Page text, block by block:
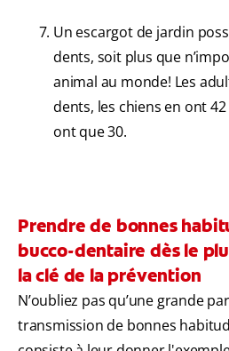
Un escargot de jardin
dents, soit plus que
animal au monde! Les
dents, les chiens en ont 42
ont que 30.
Prendre de bonnes
bucco-dentaire dès le
la clé de la prévention
N’oubliez pas qu’une grande
transmission de bonnes